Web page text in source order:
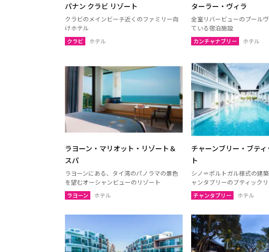
ウドーンターニー コーンケーン
ウボンラーチャターニー
カラシン
サコンナコーン ナコーンパノム
ノーンブアランプー
ブンカーン
ローイエット
マハーサーラカーム
ヤソートーン
シーサケート
スリン
チャイヤプーム
パタヤ（チョンブリー） トラート
チャンタブリー
サケーオ
バンコク サムットソンクラー
パナン クラビ リゾート
クラビのメインビーチ近くのファミリー向
けホテル
クラビ ホテル
ターラー・ヴィラ
全室リバービューのプール
ている宿泊施設
カンチャナブリー ホテル
ラヨーン・マリオット・リゾート＆
スパ
ラヨーンにある、タイ湾のパノラマの景色
を望むオーシャンビューのリゾート
ラヨーン ホテル
チャーンブリー・ブテ
ト
シノ＝ポルトガル様式の建
ャンタブリーのブティック
チャンタブリー ホテル